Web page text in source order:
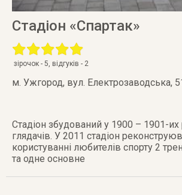
Стадіон «Спартак»
зірочок - 5, відгуків - 2
м. Ужгород, вул. Електрозаводська,
Стадіон збудований у 1900 – 1901-
глядачів. У 2011 стадіон
користуванні любителів спорту 2
та одне основне